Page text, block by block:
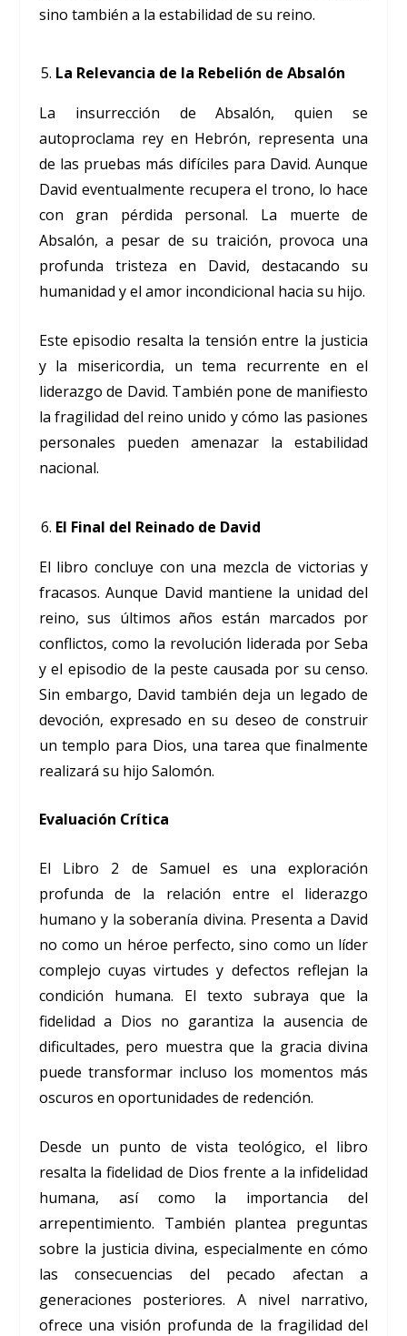
sino también a la estabilidad de su reino.
La Relevancia de la Rebelión de Absalón
La insurrección de Absalón, quien se
autoproclama rey en Hebrón, representa una
de las pruebas más difíciles para David. Aunque
David eventualmente recupera el trono, lo hace
con gran pérdida personal. La muerte de
Absalón, a pesar de su traición, provoca una
profunda tristeza en David, destacando su
humanidad y el amor incondicional hacia su hijo.
Este episodio resalta la tensión entre la justicia
y la misericordia, un tema recurrente en el
liderazgo de David. También pone de manifiesto
la fragilidad del reino unido y cómo las pasiones
personales pueden amenazar la estabilidad
nacional.
El Final del Reinado de David
El libro concluye con una mezcla de victorias y
fracasos. Aunque David mantiene la unidad del
reino, sus últimos años están marcados por
conflictos, como la revolución liderada por Seba
y el episodio de la peste causada por su censo.
Sin embargo, David también deja un legado de
devoción, expresado en su deseo de construir
un templo para Dios, una tarea que finalmente
realizará su hijo Salomón.
Evaluación Crítica
El Libro 2 de Samuel es una exploración
profunda de la relación entre el liderazgo
humano y la soberanía divina. Presenta a David
no como un héroe perfecto, sino como un líder
complejo cuyas virtudes y defectos reflejan la
condición humana. El texto subraya que la
fidelidad a Dios no garantiza la ausencia de
dificultades, pero muestra que la gracia divina
puede transformar incluso los momentos más
oscuros en oportunidades de redención.
Desde un punto de vista teológico, el libro
resalta la fidelidad de Dios frente a la infidelidad
humana, así como la importancia del
arrepentimiento. También plantea preguntas
sobre la justicia divina, especialmente en cómo
las consecuencias del pecado afectan a
generaciones posteriores. A nivel narrativo,
ofrece una visión profunda de la fragilidad del